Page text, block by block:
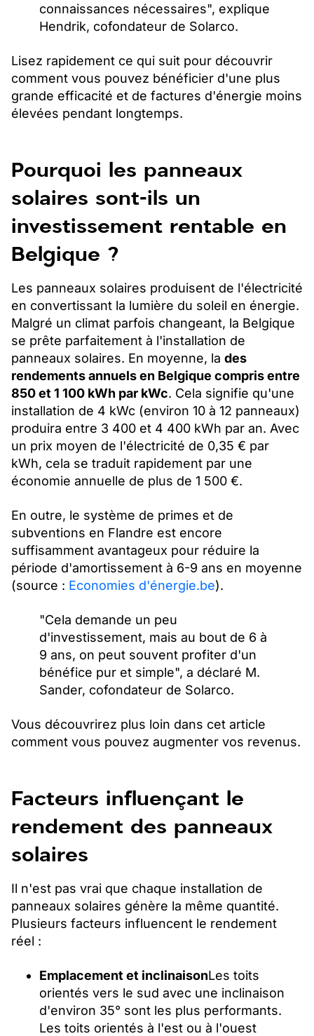
connaissances nécessaires", explique
Hendrik, cofondateur de Solarco.
Lisez rapidement ce qui suit pour découvrir
comment vous pouvez bénéficier d'une plus
grande efficacité et de factures d'énergie moins
élevées pendant longtemps.
Pourquoi les panneaux
solaires sont-ils un
investissement rentable en
Belgique ?
Les panneaux solaires produisent de l'électricité
en convertissant la lumière du soleil en énergie.
Malgré un climat parfois changeant, la Belgique
se prête parfaitement à l'installation de
panneaux solaires. En moyenne, la des
rendements annuels en Belgique compris entre
850 et 1 100 kWh par kWc. Cela signifie qu'une
installation de 4 kWc (environ 10 à 12 panneaux)
produira entre 3 400 et 4 400 kWh par an. Avec
un prix moyen de l'électricité de 0,35 € par
kWh, cela se traduit rapidement par une
économie annuelle de plus de 1 500 €.
En outre, le système de primes et de
subventions en Flandre est encore
suffisamment avantageux pour réduire la
période d'amortissement à 6-9 ans en moyenne
(source : Economies d'énergie.be).
"Cela demande un peu
d'investissement, mais au bout de 6 à
9 ans, on peut souvent profiter d'un
bénéfice pur et simple", a déclaré M.
Sander, cofondateur de Solarco.
Vous découvrirez plus loin dans cet article
comment vous pouvez augmenter vos revenus.
Facteurs influençant le
rendement des panneaux
solaires
Il n'est pas vrai que chaque installation de
panneaux solaires génère la même quantité.
Plusieurs facteurs influencent le rendement
réel :
Emplacement et inclinaisonLes toits
orientés vers le sud avec une inclinaison
d'environ 35° sont les plus performants.
Les toits orientés à l'est ou à l'ouest